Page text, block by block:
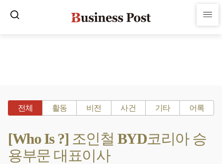
전체 활동 비전 사건 기타 어록
[Who Is ?] 조인철 BYD코리아 승
용부문 대표이사